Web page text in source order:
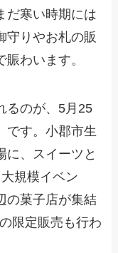
だ寒い時期には
守りやお札の販
わいます。
るのが、5月25
です。小郡市生
に、スイーツと
規模イベン
の菓子店が集結
限定販売も行わ